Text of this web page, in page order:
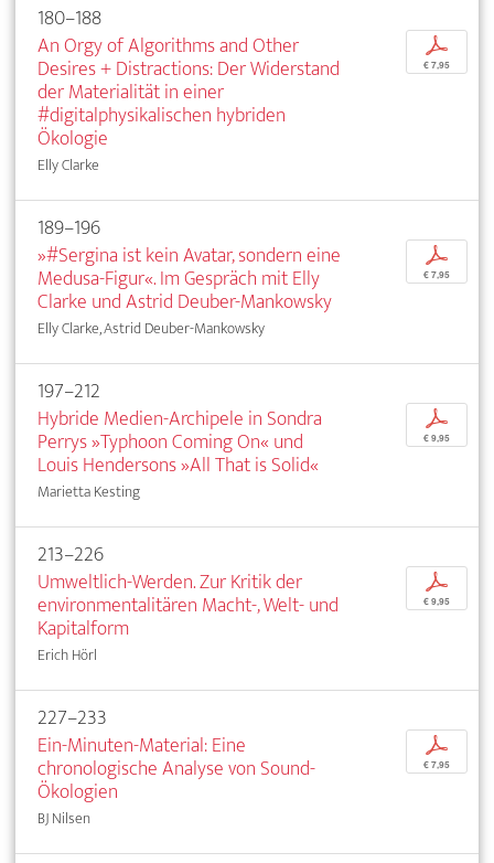
180–188
An Orgy of Algorithms and Other
Desires + Distractions: Der Widerstand
der Materialität in einer
#digitalphysikalischen hybriden
Ökologie
Elly Clarke
p
€ 7,95
189–196
»#Sergina ist kein Avatar, sondern eine
Medusa-Figur«. Im Gespräch mit Elly
Clarke und Astrid Deuber-Mankowsky
Elly Clarke, Astrid Deuber-Mankowsky
p
€ 7,95
197–212
Hybride Medien-Archipele in Sondra
Perrys »Typhoon Coming On« und
Louis Hendersons »All That is Solid«
Marietta Kesting
p
€ 9,95
213–226
Umweltlich-Werden. Zur Kritik der
environmentalitären Macht-, Welt- und
Kapitalform
Erich Hörl
p
€ 9,95
227–233
Ein-Minuten-Material: Eine
chronologische Analyse von Sound-
Ökologien
BJ Nilsen
p
€ 7,95